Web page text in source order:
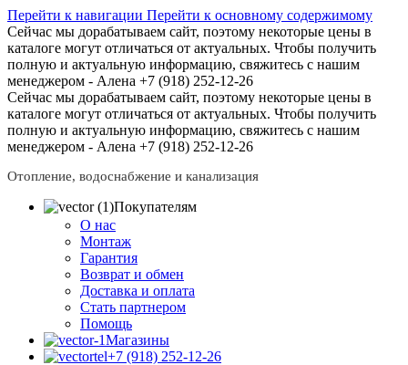
Перейти к навигации Перейти к основному содержимому
Сейчас мы дорабатываем сайт, поэтому некоторые цены в
каталоге могут отличаться от актуальных. Чтобы получить
полную и актуальную информацию, свяжитесь с нашим
менеджером - Алена +7 (918) 252-12-26
Сейчас мы дорабатываем сайт, поэтому некоторые цены в
каталоге могут отличаться от актуальных. Чтобы получить
полную и актуальную информацию, свяжитесь с нашим
менеджером - Алена +7 (918) 252-12-26
Отопление, водоснабжение и канализация
Покупателям
О нас
Монтаж
Гарантия
Возврат и обмен
Доставка и оплата
Стать партнером
Помощь
Магазины
+7 (918) 252-12-26